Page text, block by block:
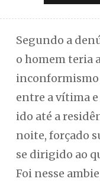
Segundo a
o homem teria
inconformismo
entre a vítima
ido até a
noite, forçado
se dirigido ao
Foi nesse